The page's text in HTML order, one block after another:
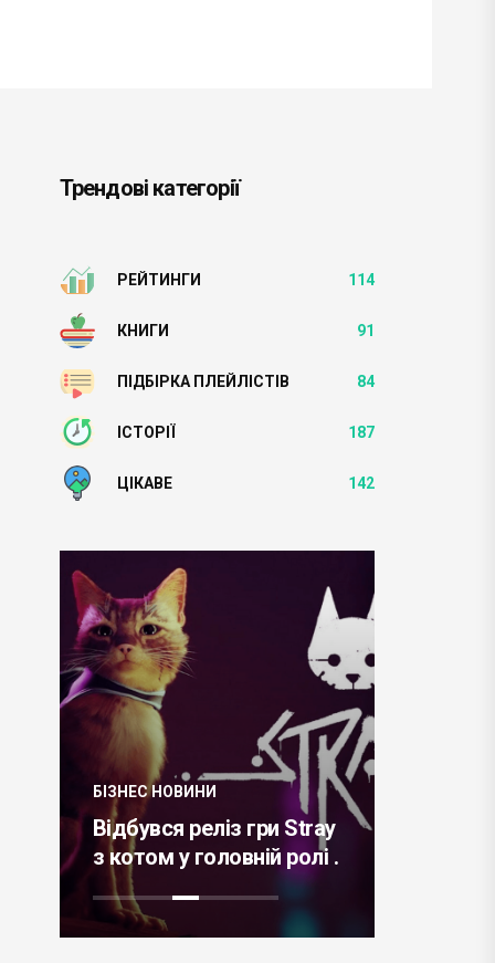
Трендові категорії
РЕЙТИНГИ 114
КНИГИ 91
ПІДБІРКА ПЛЕЙЛІСТІВ 84
ІСТОРІЇ 187
ЦІКАВЕ 142
БІЗНЕС НОВИНИ
Відбувся реліз гри Stray
з котом у головній ролі .